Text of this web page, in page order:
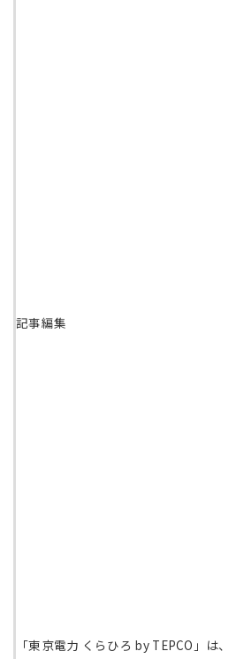
記事編集
「東京電力 くらひろ by TEPCO」は